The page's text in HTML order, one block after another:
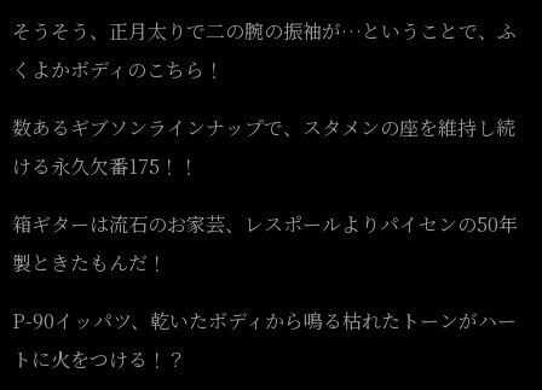
そうそう、正月太りで二の腕の振袖が…ということで、ふ
くよかボディのこちら！
数あるギブソンラインナップで、スタメンの座を維持し続
ける永久欠番175！！
箱ギターは流石のお家芸、レスポールよりパイセンの50年
製ときたもんだ！
P-90イッパツ、乾いたボディから鳴る枯れたトーンがハー
トに火をつける！？